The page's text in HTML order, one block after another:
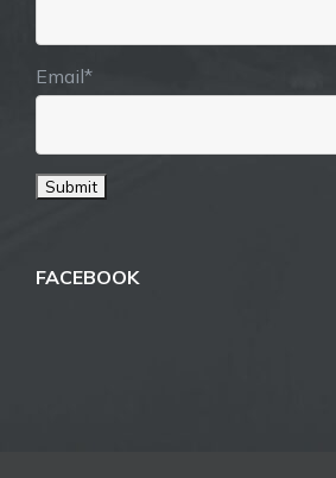
Email*
FACEBOOK